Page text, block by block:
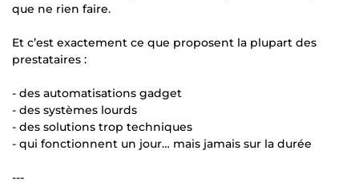
que ne rien faire.
Et c’est exactement ce que proposent la plupart des
prestataires :
- des automatisations gadget
- des systèmes lourds
- des solutions trop techniques
- qui fonctionnent un jour… mais jamais sur la durée
---